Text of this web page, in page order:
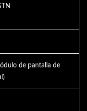
de pantalla de